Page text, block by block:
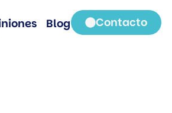
Blog Contacto